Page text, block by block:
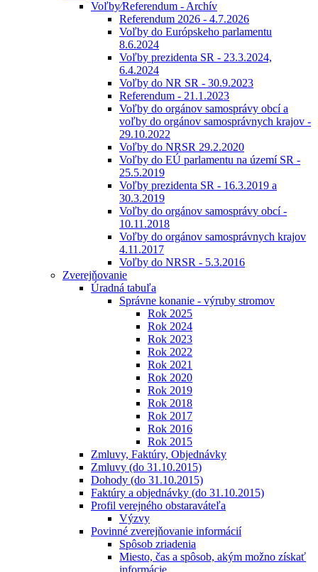
Voľby⁄Referendum - Archív
Referendum 2026 - 4.7.2026
Voľby do Európskeho parlamentu
8.6.2024
Voľby prezidenta SR - 23.3.2024,
6.4.2024
Voľby do NR SR - 30.9.2023
Referendum - 21.1.2023
Voľby do orgánov samosprávy obcí a
voľby do orgánov samosprávnych krajov -
29.10.2022
Voľby do NRSR 29.2.2020
Voľby do EÚ parlamentu na území SR -
25.5.2019
Voľby prezidenta SR - 16.3.2019 a
30.3.2019
Voľby do orgánov samosprávy obcí -
10.11.2018
Voľby do orgánov samosprávnych krajov
4.11.2017
Voľby do NRSR - 5.3.2016
Zverejňovanie
Úradná tabuľa
Správne konanie - výruby stromov
Rok 2025
Rok 2024
Rok 2023
Rok 2022
Rok 2021
Rok 2020
Rok 2019
Rok 2018
Rok 2017
Rok 2016
Rok 2015
Zmluvy, Faktúry, Objednávky
Zmluvy (do 31.10.2015)
Dohody (do 31.10.2015)
Faktúry a objednávky (do 31.10.2015)
Profil verejného obstaraváteľa
Výzvy
Povinné zverejňovanie informácií
Spôsob zriadenia
Miesto, čas a spôsob, akým možno získať
informácie